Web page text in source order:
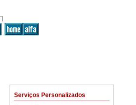
Serviços Personalizados